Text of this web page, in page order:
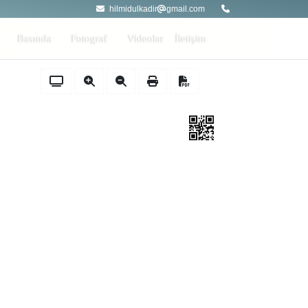
hilmidulkadir gmail.com
Basında Fotograf Videolar İletişim